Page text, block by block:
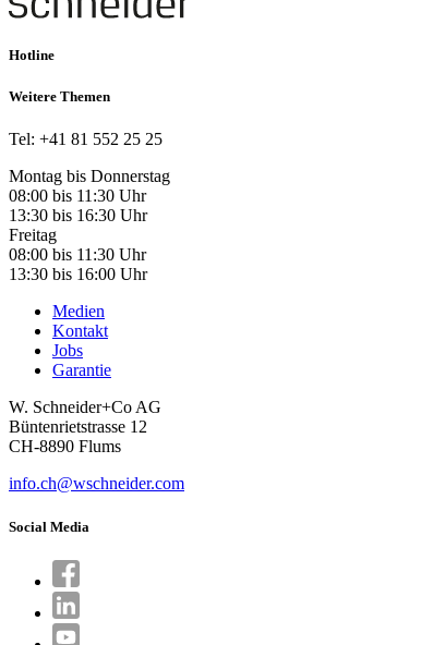
Hotline
Weitere Themen
Tel: +41 81 552 25 25
Montag bis Donnerstag
08:00 bis 11:30 Uhr
13:30 bis 16:30 Uhr
Freitag
08:00 bis 11:30 Uhr
13:30 bis 16:00 Uhr
Medien
Kontakt
Jobs
Garantie
W. Schneider+Co AG
Büntenrietstrasse 12
CH-8890 Flums
info.ch@wschneider.com
Social Media